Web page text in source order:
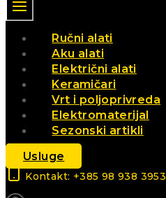
Ručni alati
Aku alati
Električni alati
Keramičari
Vrt i poljoprivreda
Elektromaterijal
Sezonski artikli
Usluge
Kontakt: +385 98 938 3953